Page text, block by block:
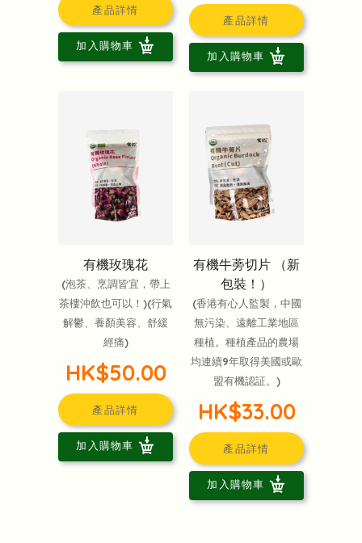
產品詳情
加入購物車
產品詳情
加入購物車
有機玫瑰花
(泡茶、烹調皆宜，帶上
茶樓沖飲也可以！)(行氣
解鬱、養顏美容、舒緩
經痛)
HK$50.00
產品詳情
加入購物車
有機牛蒡切片 （新
包裝！）
(香港有心人監製，中國
無污染、遠離工業地區
種植。種植產品的農場
均連續9年取得美國或歐
盟有機認証。)
HK$33.00
產品詳情
加入購物車